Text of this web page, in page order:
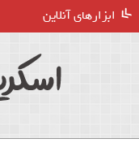
ابزارهای آنلاین